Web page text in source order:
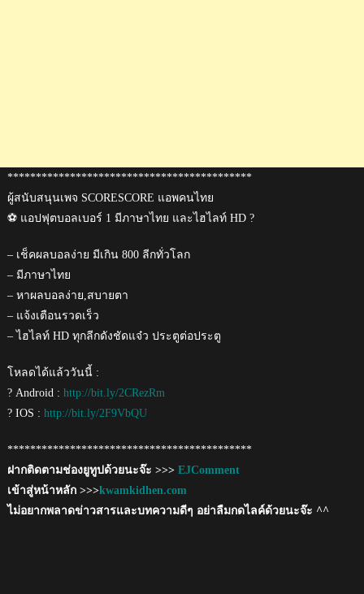
*******************************************
ผู้สนับสนุนเพจ SCORESCORE แอพคนไทย
⚽ แอปฟุตบอลเบอร์ 1 มีภาษาไทย และไฮไลท์ HD ?
– เช็คผลบอลง่าย มีเกิน 800 ลีกทั่วโลก
– มีภาษาไทย
– หาผลบอลง่าย,สบายตา
– แจ้งเตือนรวดเร็ว
– ไฮไลท์ HD ทุกลีกดังชัดแจ๋ว ประตูต่อประตู
โหลดได้แล้ววันนี้ :
? Android : http://bit.ly/2CRezRm
? IOS : http://bit.ly/2F9VbQU
*******************************************
ฝากติดตามช่องยูทูปด้วยนะจ๊ะ >>> EJComment
เข้าสู่หน้าหลัก >>>kwamkidhen.com
ไม่อยากพลาดข่าวสารและบทความดีๆ อย่าลืมกดไลค์ด้วยนะจ๊ะ ^^